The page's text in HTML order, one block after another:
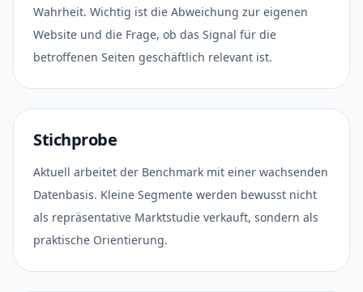
Wahrheit. Wichtig ist die Abweichung zur eigenen
Website und die Frage, ob das Signal für die
betroffenen Seiten geschäftlich relevant ist.
Stichprobe
Aktuell arbeitet der Benchmark mit einer wachsenden
Datenbasis. Kleine Segmente werden bewusst nicht
als repräsentative Marktstudie verkauft, sondern als
praktische Orientierung.